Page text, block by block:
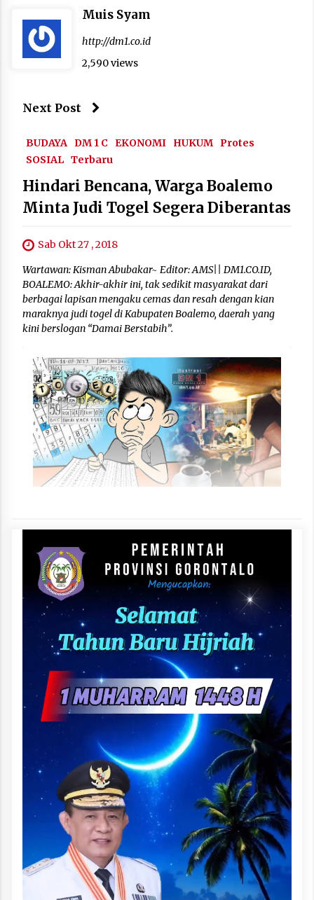
Muis Syam
http://dm1.co.id
2,590 views
Next Post
BUDAYA DM 1 C EKONOMI HUKUM Protes
SOSIAL Terbaru
Hindari Bencana, Warga Boalemo
Minta Judi Togel Segera Diberantas
Sab Okt 27 , 2018
Wartawan: Kisman Abubakar~ Editor: AMS|| DM1.CO.ID,
BOALEMO: Akhir-akhir ini, tak sedikit masyarakat dari
berbagai lapisan mengaku cemas dan resah dengan kian
maraknya judi togel di Kabupaten Boalemo, daerah yang
kini berslogan “Damai Berstabih”.